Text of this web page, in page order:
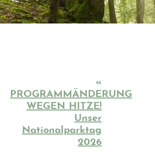
«
PROGRAMMÄNDERUNG
WEGEN HITZE!
Unser
Nationalparktag
2026